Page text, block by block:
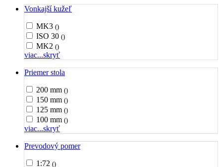
Vonkajší kužeľ
MK3 ()
ISO 30 ()
MK2 ()
viac...skryť
Priemer stola
200 mm ()
150 mm ()
125 mm ()
100 mm ()
viac...skryť
Prevodový pomer
1:72 ()